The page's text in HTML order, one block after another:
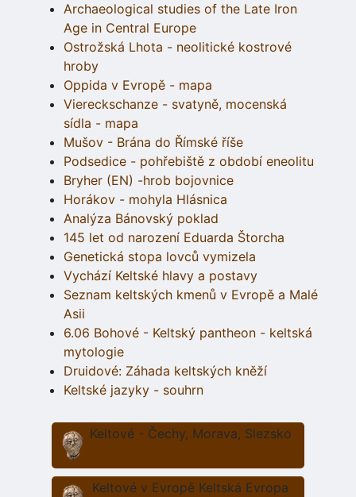
Archaeological studies of the Late Iron
Age in Central Europe
Ostrožská Lhota - neolitické kostrové
hroby
Oppida v Evropě - mapa
Viereckschanze - svatyně, mocenská
sídla - mapa
Mušov - Brána do Římské říše
Podsedice - pohřebiště z období eneolitu
Bryher (EN) -hrob bojovnice
Horákov - mohyla Hlásnica
Analýza Bánovský poklad
145 let od narození Eduarda Štorcha
Genetická stopa lovců vymizela
Vychází Keltské hlavy a postavy
Seznam keltských kmenů v Evropě a Malé
Asii
6.06 Bohové - Keltský pantheon - keltská
mytologie
Druidové: Záhada keltských kněží
Keltské jazyky - souhrn
Keltové - Čechy, Morava, Slezsko
Keltové v Evropě Keltská Evropa